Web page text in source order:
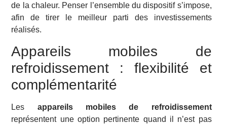
de la chaleur. Penser l’ensemble du dispositif s’impose,
afin de tirer le meilleur parti des investissements
réalisés.
Appareils mobiles de
refroidissement : flexibilité et
complémentarité
Les appareils mobiles de refroidissement
représentent une option pertinente quand il n’est pas